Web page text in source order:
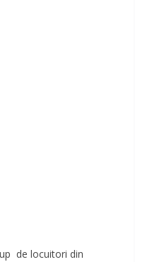
de locuitori din